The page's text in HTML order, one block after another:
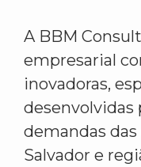
A BBM
empresarial
inovadoras,
desenvolvidas
demandas
Salvador e